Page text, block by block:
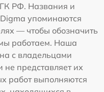
ГК РФ. Названия и
упоминаются
— чтобы обозначить
работаем. Наша
с владельцами
представляет их
работ выполняются